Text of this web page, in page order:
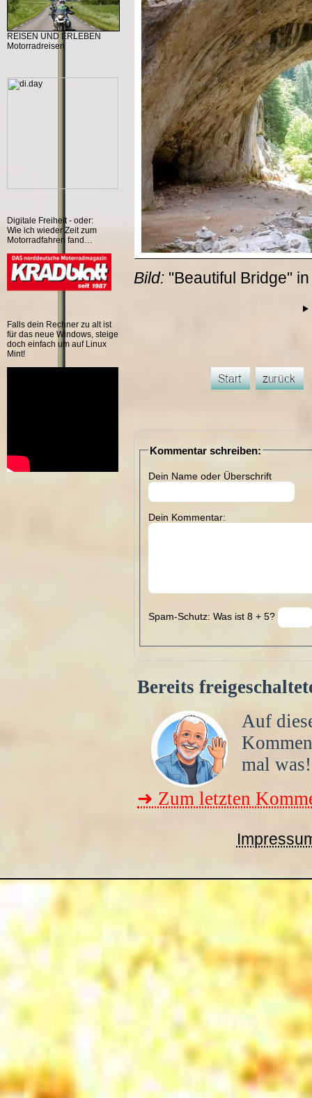
REISEN UND ERLEBEN
Motorradreisen
Digitale Freiheit - oder:
Wie ich wieder Zeit zum
Motorradfahren fand…
Falls dein Rechner zu alt ist
für das neue Windows, steige
doch einfach um auf Linux
Mint!
Bild: "Beautiful Bridge"
Kommentar schreiben:
Dein Name oder Überschrift
Dein Kommentar:
Spam-Schutz: Was ist 8 + 5?
Bereits
Auf
mal was!
➜ Zum letzten